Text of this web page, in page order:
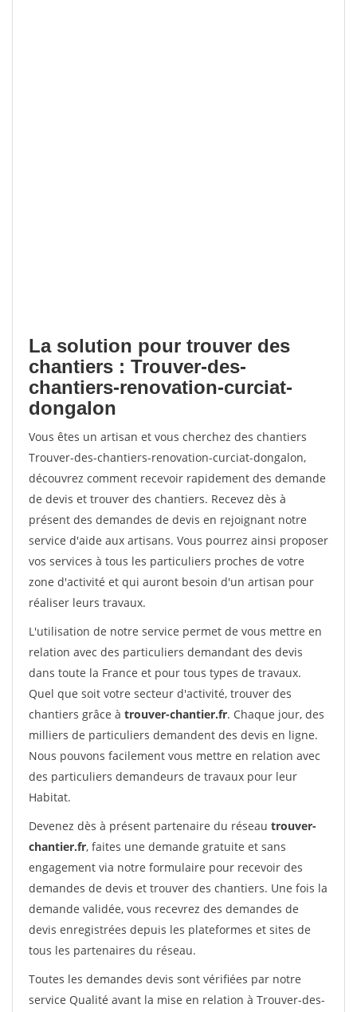
La solution pour trouver des
chantiers : Trouver-des-
chantiers-renovation-curciat-
dongalon
Vous êtes un artisan et vous cherchez des chantiers
Trouver-des-chantiers-renovation-curciat-dongalon,
découvrez comment recevoir rapidement des demande
de devis et trouver des chantiers. Recevez dès à
présent des demandes de devis en rejoignant notre
service d'aide aux artisans. Vous pourrez ainsi proposer
vos services à tous les particuliers proches de votre
zone d'activité et qui auront besoin d'un artisan pour
réaliser leurs travaux.
L'utilisation de notre service permet de vous mettre en
relation avec des particuliers demandant des devis
dans toute la France et pour tous types de travaux.
Quel que soit votre secteur d'activité, trouver des
chantiers grâce à trouver-chantier.fr. Chaque jour, des
milliers de particuliers demandent des devis en ligne.
Nous pouvons facilement vous mettre en relation avec
des particuliers demandeurs de travaux pour leur
Habitat.
Devenez dès à présent partenaire du réseau trouver-
chantier.fr, faites une demande gratuite et sans
engagement via notre formulaire pour recevoir des
demandes de devis et trouver des chantiers. Une fois la
demande validée, vous recevrez des demandes de
devis enregistrées depuis les plateformes et sites de
tous les partenaires du réseau.
Toutes les demandes devis sont vérifiées par notre
service Qualité avant la mise en relation à Trouver-des-